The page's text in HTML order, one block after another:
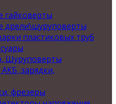
гайковерты
дрели\шуруповерты
пластиковых труб
Шуруповерты
,зарядки,
фрезеры